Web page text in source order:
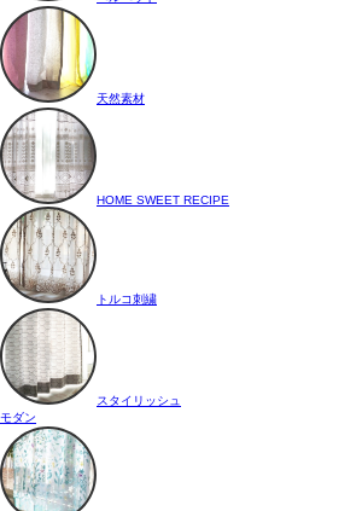
天然素材
HOME SWEET RECIPE
トルコ刺繍
スタイリッシュ
モダン